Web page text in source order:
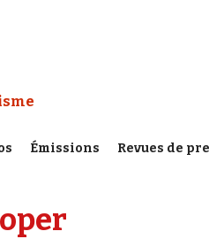
:
Émissions Revues de